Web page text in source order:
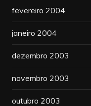
fevereiro 2004
janeiro 2004
dezembro 2003
novembro 2003
outubro 2003